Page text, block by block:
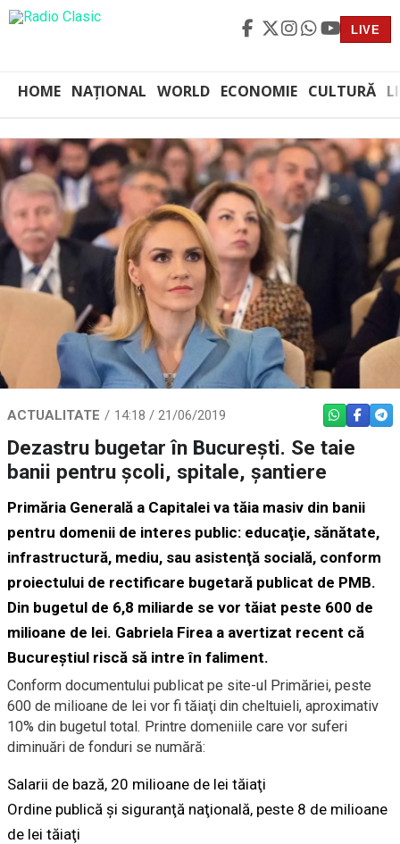
LIVE
HOME NAȚIONAL WORLD ECONOMIE CULTURĂ
ACTUALITATE 14:18 / 21/06/2019 WHATSAPP
Dezastru bugetar în București. Se taie
banii pentru școli, spitale, șantiere
Primăria Generală a Capitalei va tăia masiv din banii
pentru domenii de interes public: educaţie, sănătate,
infrastructură, mediu, sau asistenţă socială, conform
proiectului de rectificare bugetară publicat de PMB.
Din bugetul de 6,8 miliarde se vor tăiat peste 600 de
milioane de lei. Gabriela Firea a avertizat recent că
Bucureștiul riscă să intre în faliment.
Conform documentului publicat pe site-ul Primăriei, peste
600 de milioane de lei vor fi tăiaţi din cheltuieli, aproximativ
10% din bugetul total. Printre domeniile care vor suferi
diminuări de fonduri se numără:
Salarii de bază, 20 milioane de lei tăiaţi
Ordine publică şi siguranţă naţională, peste 8 de milioane
de lei tăiaţi